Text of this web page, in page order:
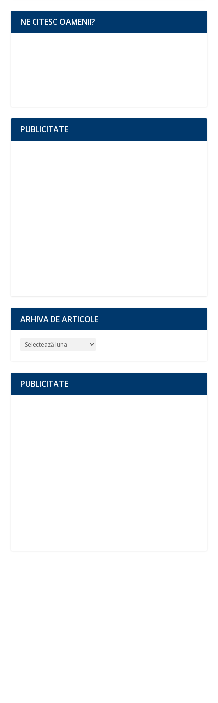
NE CITESC OAMENII?
PUBLICITATE
ARHIVA DE ARTICOLE
PUBLICITATE